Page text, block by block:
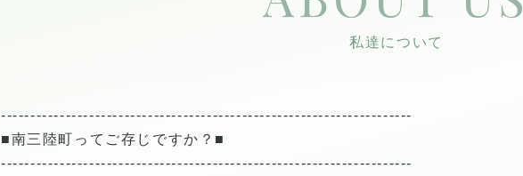
私達について
----------------------------------------------------------------------
■南三陸町ってご存じですか？■
----------------------------------------------------------------------